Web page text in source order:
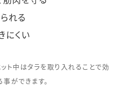
れる
にくい
ト中はタラを取り入れることで効
ができます。